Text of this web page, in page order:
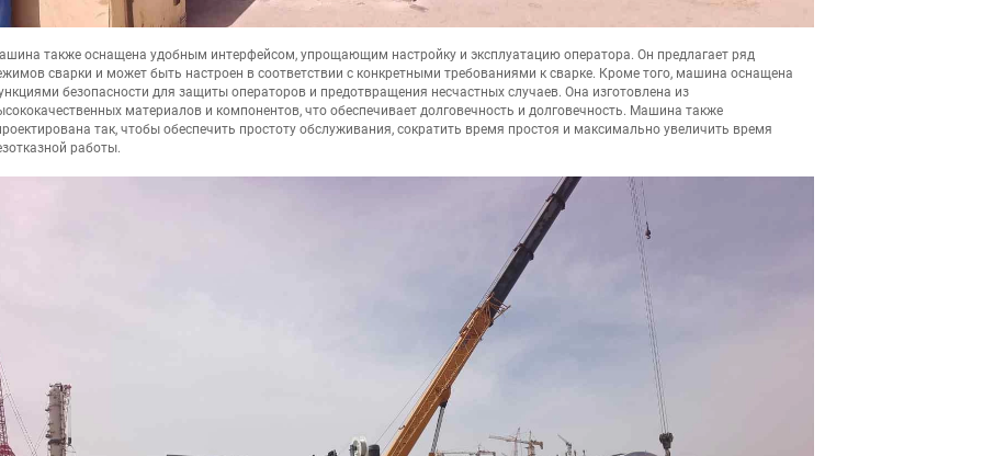
также оснащена удобным интерфейсом, упрощающим настройку и эксплуатацию оператора. Он предлагает ряд
сварки и может быть настроен в соответствии с конкретными требованиями к сварке. Кроме того, машина оснащена
безопасности для защиты операторов и предотвращения несчастных случаев. Она изготовлена ​​из
материалов и компонентов, что обеспечивает долговечность и долговечность. Машина также
так, чтобы обеспечить простоту обслуживания, сократить время простоя и максимально увеличить время
работы.